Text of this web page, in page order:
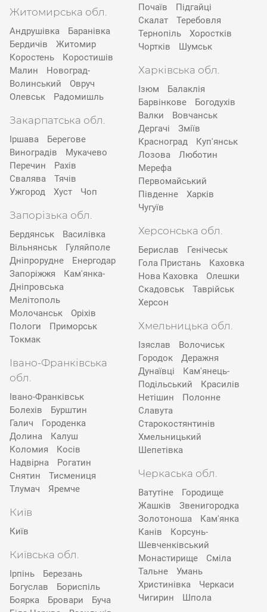
Житомирська обл.
Андрушівка
Баранівка
Бердичів
Житомир
Коростень
Коростишів
Малин
Новоград-
Волинський
Овруч
Олевськ
Радомишль
Закарпатська обл.
Іршава
Берегове
Виноградів
Мукачево
Перечин
Рахів
Свалява
Тячів
Ужгород
Хуст Чоп
Запорізька обл.
Бердянськ
Василівка
Вільнянськ
Гуляйполе
Дніпрорудне
Енергодар
Запоріжжя
Кам'янка-
Дніпровська
Мелітополь
Молочанськ
Оріхів
Пологи
Приморськ
Токмак
Івано-Франківська
обл.
Івано-Франківськ
Болехів
Бурштин
Галич
Городенка
Долина
Калуш
Коломия
Косів
Надвірна
Рогатин
Снятин
Тисмениця
Тлумач
Яремче
Київ
Київ
Київська обл.
Ірпінь
Березань
Богуслав
Бориспіль
Боярка
Бровари
Буча
Почаїв
Підгайці
Скалат
Теребовля
Тернопіль
Хоростків
Чортків
Шумськ
Харківська обл.
Ізюм
Балаклія
Барвінкове
Богодухів
Валки
Вовчанськ
Дергачі
Зміїв
Красноград
Куп'янськ
Лозова
Люботин
Мерефа
Первомайський
Південне
Харків
Чугуїв
Херсонська обл.
Берислав
Генічеськ
Гола Пристань
Каховка
Нова Каховка
Олешки
Скадовськ
Таврійськ
Херсон
Хмельницька обл.
Ізяслав
Волочиськ
Городок
Деражня
Дунаївці
Кам'янець-
Подільський
Красилів
Нетішин
Полонне
Славута
Старокостянтинів
Хмельницький
Шепетівка
Черкаська обл.
Ватутіне
Городище
Жашків
Звенигородка
Золотоноша
Кам'янка
Канів
Корсунь-
Шевченківський
Монастирище
Сміла
Тальне
Умань
Христинівка
Черкаси
Чигирин
Шпола